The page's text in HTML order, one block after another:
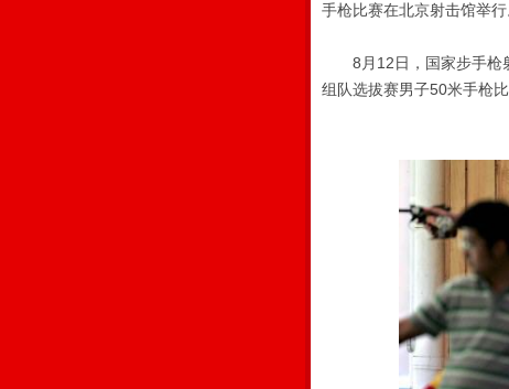
手枪比赛在北京射击馆举
8月12日，国家步手枪
组队选拔赛男子50米手枪